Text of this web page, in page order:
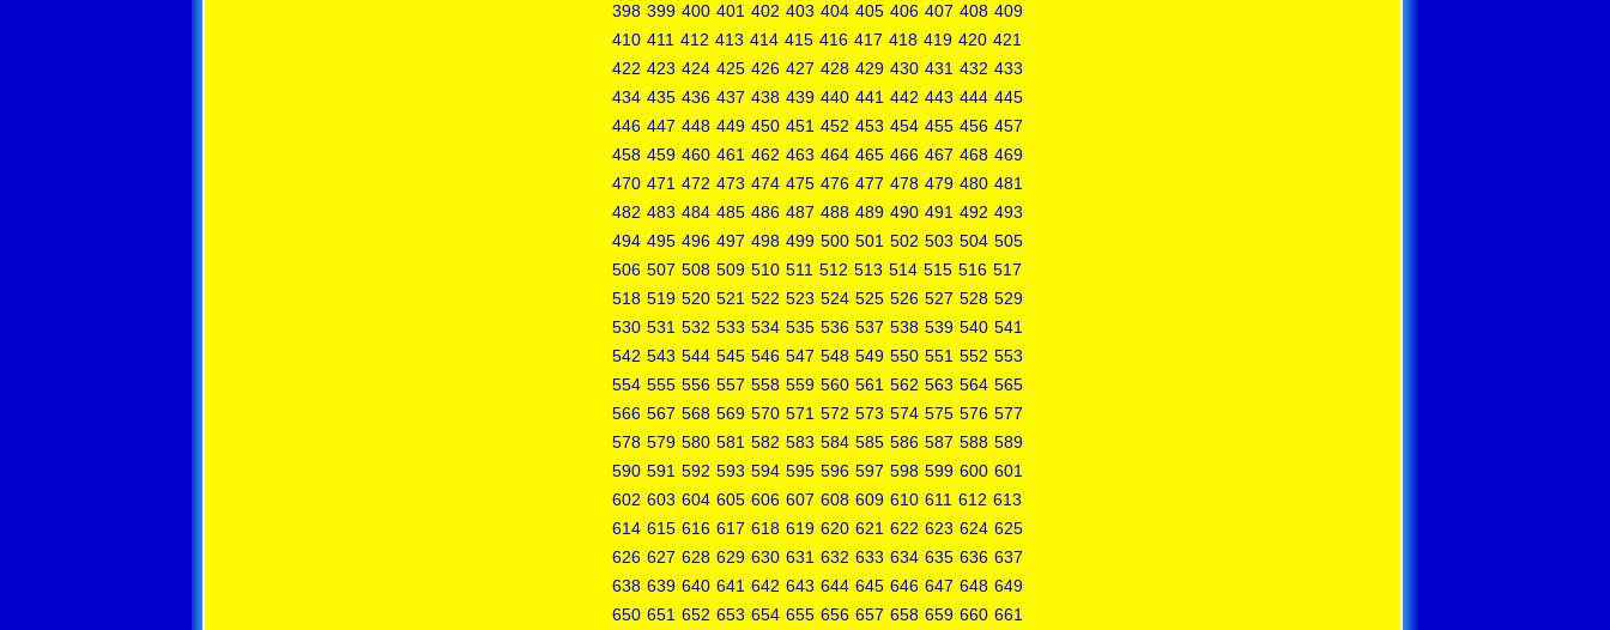
398 399 400 401 402 403 404 405 406 407 408 409
410 411 412 413 414 415 416 417 418 419 420 421
422 423 424 425 426 427 428 429 430 431 432 433
434 435 436 437 438 439 440 441 442 443 444 445
446 447 448 449 450 451 452 453 454 455 456 457
458 459 460 461 462 463 464 465 466 467 468 469
470 471 472 473 474 475 476 477 478 479 480 481
482 483 484 485 486 487 488 489 490 491 492 493
494 495 496 497 498 499 500 501 502 503 504 505
506 507 508 509 510 511 512 513 514 515 516 517
518 519 520 521 522 523 524 525 526 527 528 529
530 531 532 533 534 535 536 537 538 539 540 541
542 543 544 545 546 547 548 549 550 551 552 553
554 555 556 557 558 559 560 561 562 563 564 565
566 567 568 569 570 571 572 573 574 575 576 577
578 579 580 581 582 583 584 585 586 587 588 589
590 591 592 593 594 595 596 597 598 599 600 601
602 603 604 605 606 607 608 609 610 611 612 613
614 615 616 617 618 619 620 621 622 623 624 625
626 627 628 629 630 631 632 633 634 635 636 637
638 639 640 641 642 643 644 645 646 647 648 649
650 651 652 653 654 655 656 657 658 659 660 661